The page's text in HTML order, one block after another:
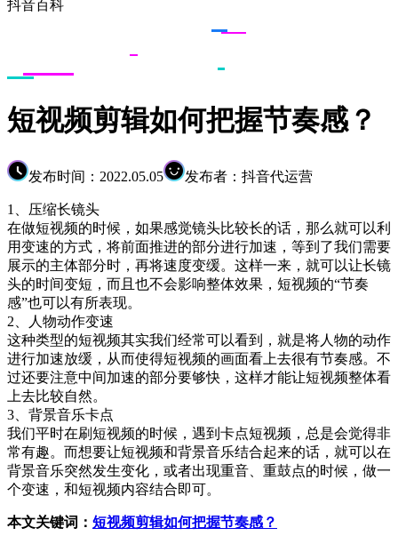
抖音百科
短视频剪辑如何把握节奏感？
发布时间：2022.05.05 发布者：抖音代运营
1、压缩长镜头
在做短视频的时候，如果感觉镜头比较长的话，那么就可以利
用变速的方式，将前面推进的部分进行加速，等到了我们需要
展示的主体部分时，再将速度变缓。这样一来，就可以让长镜
头的时间变短，而且也不会影响整体效果，短视频的“节奏
感”也可以有所表现。
2、人物动作变速
这种类型的短视频其实我们经常可以看到，就是将人物的动作
进行加速放缓，从而使得短视频的画面看上去很有节奏感。不
过还要注意中间加速的部分要够快，这样才能让短视频整体看
上去比较自然。
3、背景音乐卡点
我们平时在刷短视频的时候，遇到卡点短视频，总是会觉得非
常有趣。而想要让短视频和背景音乐结合起来的话，就可以在
背景音乐突然发生变化，或者出现重音、重鼓点的时候，做一
个变速，和短视频内容结合即可。
本文关键词： 短视频剪辑如何把握节奏感？